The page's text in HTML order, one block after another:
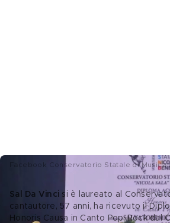
Facebook Conservatorio Statale di Musica
Sal Da Vinci si è laureato al
cantautore, 57 anni, ha ricevuto il
Honoris Causa in Canto Pop-Rock dal